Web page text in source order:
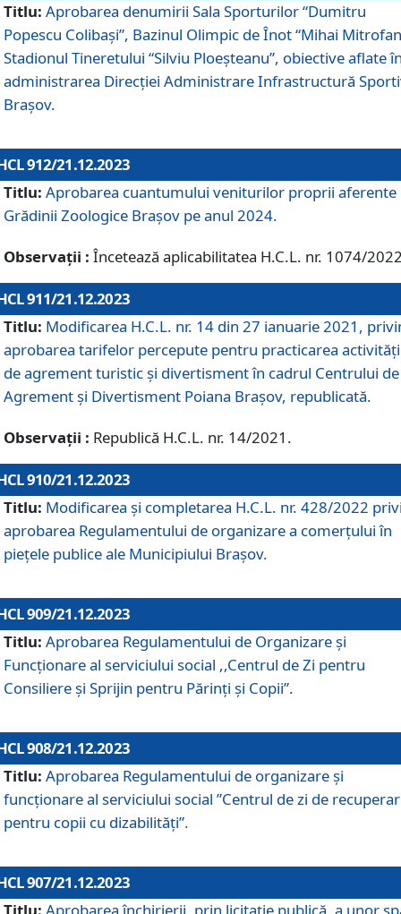
Titlu: Aprobarea denumirii Sala Sporturilor “Dumitru
Popescu Colibași”, Bazinul Olimpic de Înot “Mihai
Stadionul Tineretului “Silviu Ploeșteanu”, obiective aflate
administrarea Direcției Administrare Infrastructură
Brașov.
912/21.12.2023
Titlu: Aprobarea cuantumului veniturilor proprii aferente
Grădinii Zoologice Braşov pe anul 2024.
Observații : Încetează aplicabilitatea H.C.L. nr. 1074/
911/21.12.2023
Titlu: Modificarea H.C.L. nr. 14 din 27 ianuarie 2021,
aprobarea tarifelor percepute pentru practicarea
de agrement turistic și divertisment în cadrul Centrului de
Agrement și Divertisment Poiana Brașov, republicată.
Observații : Republică H.C.L. nr. 14/2021.
910/21.12.2023
Titlu: Modificarea și completarea H.C.L. nr. 428/2022
aprobarea Regulamentului de organizare a comerțului în
piețele publice ale Municipiului Braşov.
909/21.12.2023
Titlu: Aprobarea Regulamentului de Organizare și
Funcționare al serviciului social ,,Centrul de Zi pentru
Consiliere şi Sprijin pentru Părinţi şi Copii”.
908/21.12.2023
Titlu: Aprobarea Regulamentului de organizare şi
funcţionare al serviciului social ”Centrul de zi de
pentru copii cu dizabilități”.
907/21.12.2023